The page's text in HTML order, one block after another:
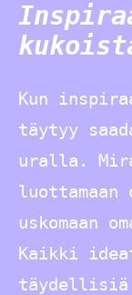
Kun
täytyy
uralla.
uskomaan
Kaikki